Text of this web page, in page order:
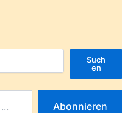
Such
en
Abonnieren